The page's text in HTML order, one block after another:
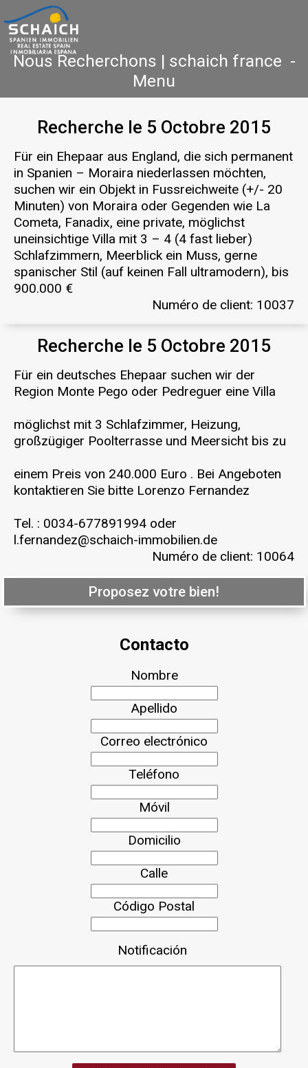
Nous Recherchons | schaich france -
Menu
Accueil Costa Blanca Vente Location
Nouvelle Construction Références
Contact
Recherche le 5 Octobre 2015
Für ein Ehepaar aus England, die sich permanent
in Spanien – Moraira niederlassen möchten,
suchen wir ein Objekt in Fussreichweite (+/- 20
Minuten) von Moraira oder Gegenden wie La
Cometa, Fanadix, eine private, möglichst
uneinsichtige Villa mit 3 – 4 (4 fast lieber)
Schlafzimmern, Meerblick ein Muss, gerne
spanischer Stil (auf keinen Fall ultramodern), bis
900.000 €
Numéro de client: 10037
Recherche le 5 Octobre 2015
Für ein deutsches Ehepaar suchen wir der
Region Monte Pego oder Pedreguer eine Villa
möglichst mit 3 Schlafzimmer, Heizung,
großzügiger Poolterrasse und Meersicht bis zu
einem Preis von 240.000 Euro . Bei Angeboten
kontaktieren Sie bitte Lorenzo Fernandez
Tel. : 0034-677891994 oder
l.fernandez@schaich-immobilien.de
Numéro de client: 10064
Proposez votre bien!
Contacto
Nombre
Apellido
Correo electrónico
Teléfono
Móvil
Domicilio
Calle
Código Postal
Notificación